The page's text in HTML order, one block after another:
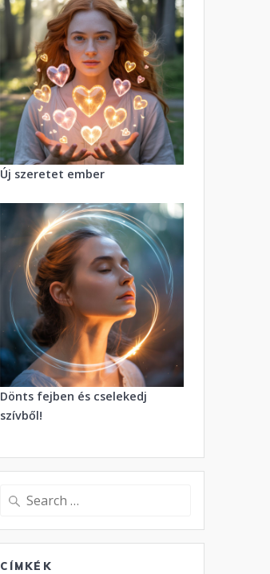
Új szeretet ember
Dönts fejben és cselekedj
szívből!
Search
CÍMKÉK